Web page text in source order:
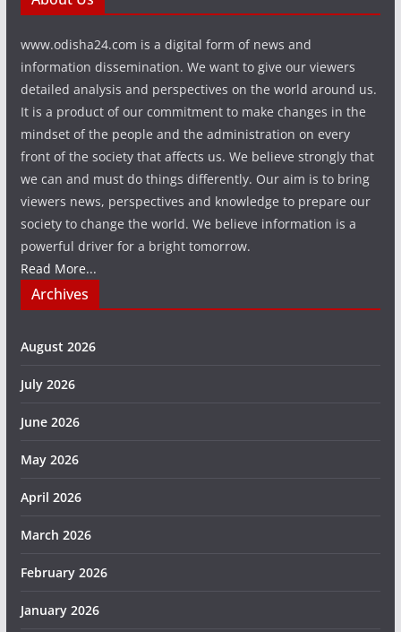
www.odisha24.com is a digital form of news and
information dissemination. We want to give our viewers
detailed analysis and perspectives on the world around us.
It is a product of our commitment to make changes in the
mindset of the people and the administration on every
front of the society that affects us. We believe strongly that
we can and must do things differently. Our aim is to bring
viewers news, perspectives and knowledge to prepare our
society to change the world. We believe information is a
powerful driver for a bright tomorrow.
Read More...
Archives
August 2026
July 2026
June 2026
May 2026
April 2026
March 2026
February 2026
January 2026